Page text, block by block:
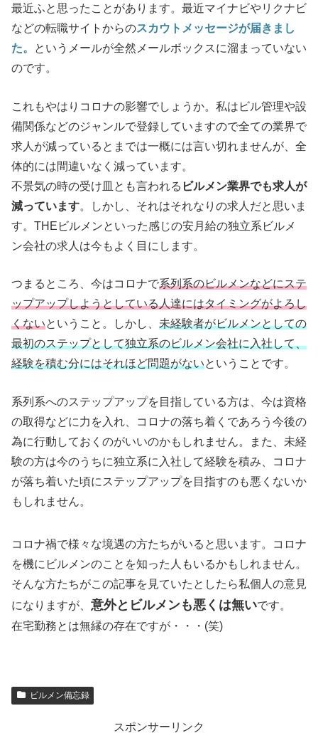
最近ふと思ったことがあります。最近マイナビやリクナビ
などの転職サイトからのスカウトメッセージが届きまし
た。
というメールが全然メールボックスに溜まっていない
のです。
これもやはりコロナの影響でしょうか。私はビル管理や設
備関係などのジャンルで登録していますので全ての業界で
求人が減っているとまでは一概には言い切れませんが、全
体的には間違いなく減っています。
不景気の時の受け皿とも言われる ビルメン業界でも求人が
減っています。しかし、それはそれなりの求人だと思いま
す。THEビルメンといった感じの安月給の独立系ビルメ
ン会社の求人は今もよく目にします。
つまるところ、今はコロナで系列系のビルメンなどにステ
ップアップしようとしている人達にはタイミングがよろし
くないということ。しかし、 未経験者がビルメンとしての
最初のステップとして独立系のビルメン会社に入社して、
経験を積む分にはそれほど問題がないということです。
系列系へのステップアップを目指している方は、今は資格
の取得などに力を入れ、コロナの落ち着くであろう今後の
為に行動しておくのがいいのかもしれません。また、未経
験の方は今のうちに独立系に入社して経験を積み、コロナ
が落ち着いた頃にステップアップを目指すのも悪くないか
もしれません。
コロナ禍で様々な境遇の方たちがいると思います。コロナ
を機にビルメンのことを知った人もいるかもしれません。
そんな方たちがこの記事を見ていたとしたら私個人の意見
になりますが、 意外とビルメンも悪くは無いです。
在宅勤務とは無縁の存在ですが・・・(笑)
ビルメン備忘録
スポンサーリンク